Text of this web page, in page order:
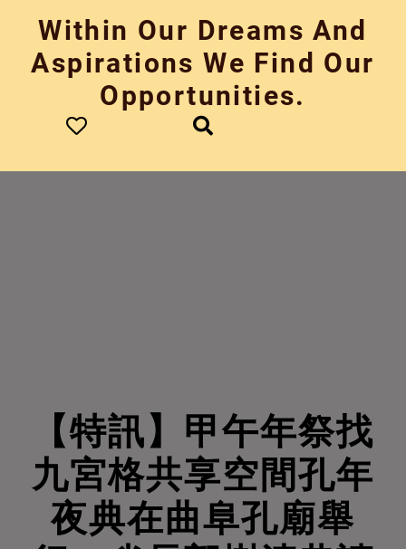
content
Within Our Dreams And
Aspirations We Find Our
Opportunities.
【特訊】甲午年祭找
九宮格共享空間孔年
夜典在曲阜孔廟舉